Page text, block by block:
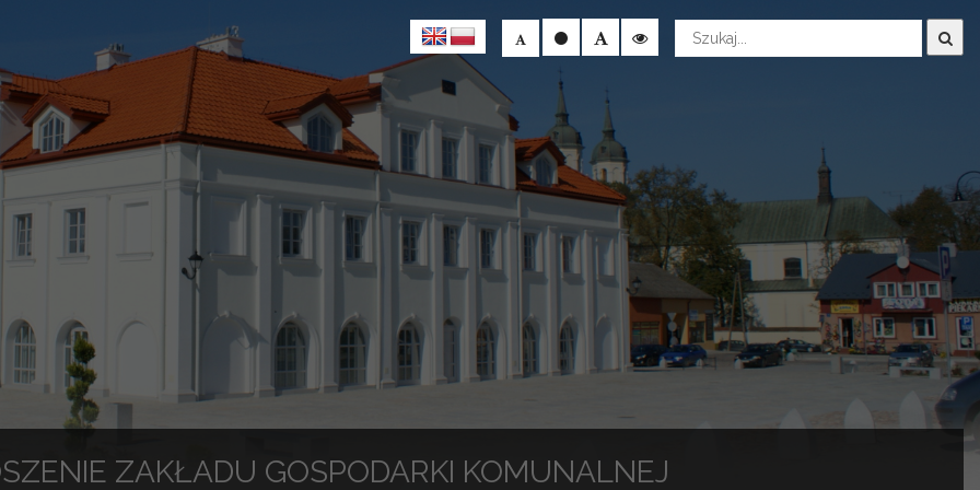
Wyszukaj
ZAKŁADU GOSPODARKI KOMUNALNEJ